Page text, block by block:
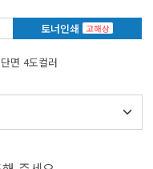
토너인쇄 고해상
단면 4도컬러